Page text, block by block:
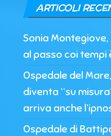
ARTICOLI
Sonia
al passo coi tempi
Ospedale del
diventa “su
arriva anche
Ospedale di